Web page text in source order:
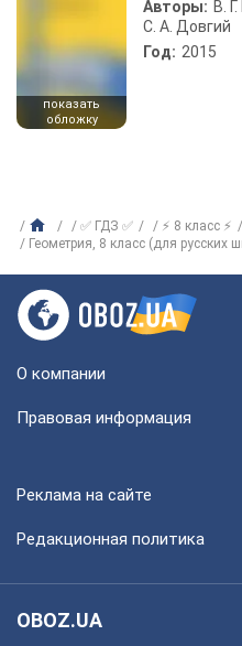
показать
обложку
Авторы: В.
С. А. Довгий
Год: 2015
✅ ГДЗ ✅ ⚡ 8 класс ⚡
Геометрия, 8 класс (для русских
О компании
Правовая информация
Реклама на сайте
Редакционная политика
OBOZ.UA